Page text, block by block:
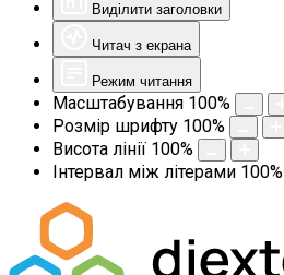
Виділити заголовки
Читач з екрана
Режим читання
Масштабування 100%
Розмір шрифту 100%
Висота лінії 100%
Інтервал між літерами 100%